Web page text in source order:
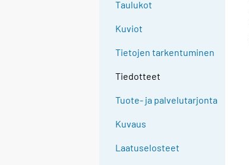
Taulukot
Kuviot
Tietojen tarkentuminen
Tiedotteet
Tuote- ja palvelutarjonta
Kuvaus
Laatuselosteet